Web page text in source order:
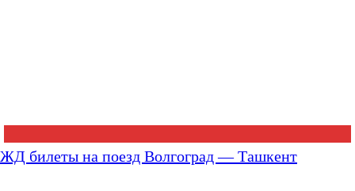
ЖД билеты на поезд Волгоград — Ташкент